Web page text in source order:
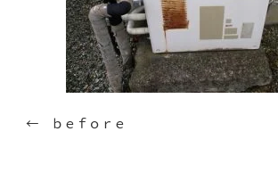
← ｂｅｆｏｒｅ